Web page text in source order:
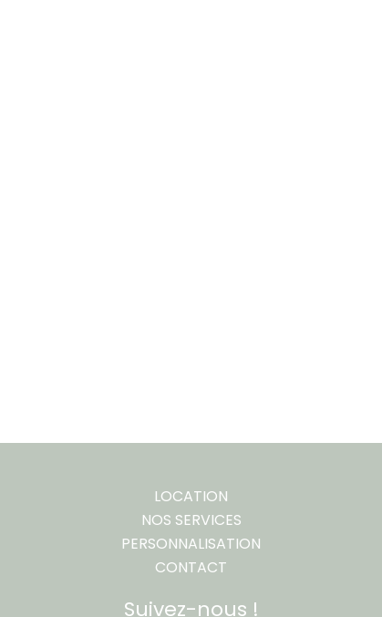
LOCATION
NOS SERVICES
PERSONNALISATION
CONTACT
Suivez-nous !